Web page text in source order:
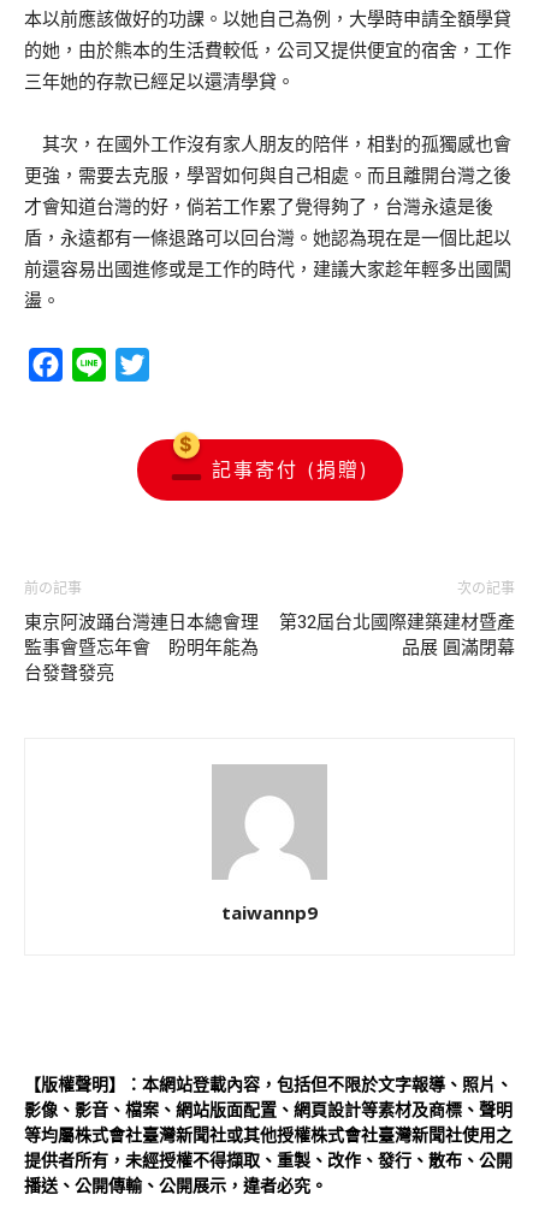
本以前應該做好的功課。以她自己為例，大學時申請全額學貸
的她，由於熊本的生活費較低，公司又提供便宜的宿舍，工作
三年她的存款已經足以還清學貸。
其次，在國外工作沒有家人朋友的陪伴，相對的孤獨感也會
更強，需要去克服，學習如何與自己相處。而且離開台灣之後
才會知道台灣的好，倘若工作累了覺得夠了，台灣永遠是後
盾，永遠都有一條退路可以回台灣。她認為現在是一個比起以
前還容易出國進修或是工作的時代，建議大家趁年輕多出國闖
盪。
Facebook
Line
記事寄付 (捐贈)
前の記事
東京阿波踊台灣連日本總會理
監事會暨忘年會 盼明年能為
台發聲發亮
次の記事
第32屆台北國際建築建材暨產
品展 圓滿閉幕
taiwannp9
【版權聲明】：本網站登載內容，包括但不限於文字報導、照片、
影像、影音、檔案、網站版面配置、網頁設計等素材及商標、聲明
等均屬株式會社臺灣新聞社或其他授權株式會社臺灣新聞社使用之
提供者所有，未經授權不得擷取、重製、改作、發行、散布、公開
播送、公開傳輸、公開展示，違者必究。